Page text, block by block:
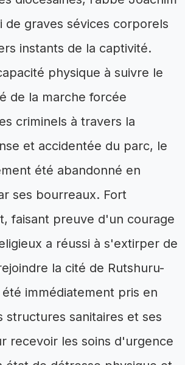
de graves sévices corporels
instants de la captivité.
physique à suivre le
de la marche forcée
criminels à travers la
et accidentée du parc, le
été abandonné en
ses bourreaux. Fort
faisant preuve d'un courage
a réussi à s'extirper de
la cité de Rutshuru-
immédiatement pris en
structures sanitaires et ses
recevoir les soins d'urgence